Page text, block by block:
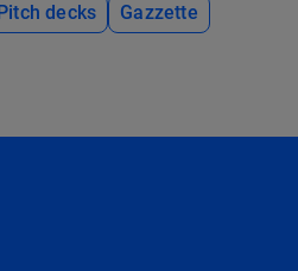
Pitch decks
Gazzette